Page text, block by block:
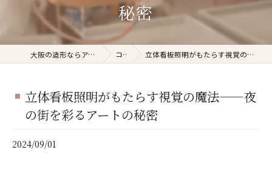
秘密
大阪の造形ならアート工房Dekunobou コラム 立体看板照明がもたらす視覚の魔法——夜の街を彩るアートの秘密
立体看板照明がもたらす視覚の魔法——夜
の街を彩るアートの秘密
2024/09/01